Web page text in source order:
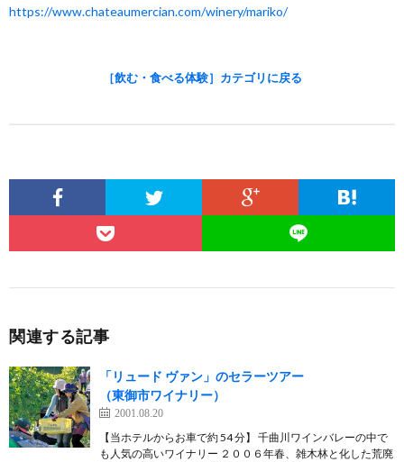
https://www.chateaumercian.com/winery/mariko/
［飲む・食べる体験］カテゴリに戻る
関連する記事
「リュード ヴァン」のセラーツアー
（東御市ワイナリー）
2001.08.20
【当ホテルからお車で約 54 分】 千曲川ワインバレーの中で
も人気の高いワイナリー ２００６年春、雑木林と化した荒廃